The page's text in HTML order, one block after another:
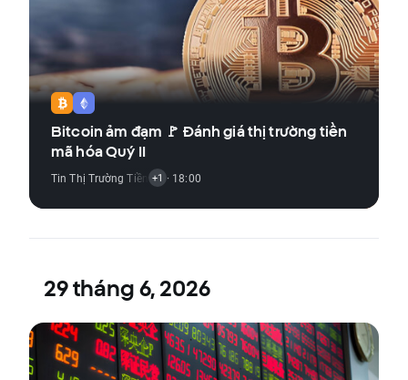
Bitcoin ảm đạm 🚩 Đánh giá thị trường tiền
mã hóa Quý II
Tin Thị Trường Tiền Điện Tử
+1 · 18:00
29 tháng 6, 2026